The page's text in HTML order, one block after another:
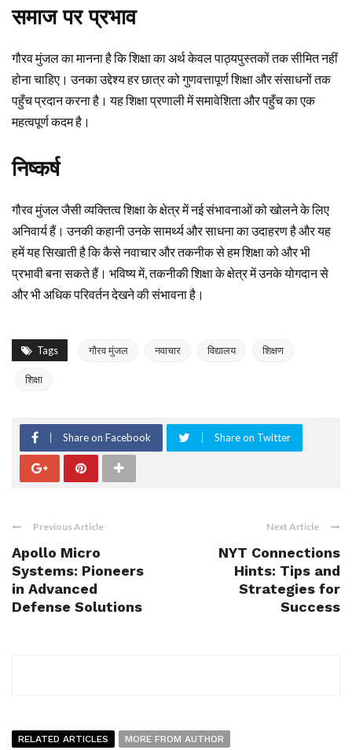
समाज पर प्रभाव
गौरव मुंजल का मानना है कि शिक्षा का अर्थ केवल पाठ्यपुस्तकों तक सीमित नहीं
होना चाहिए। उनका उद्देश्य हर छात्र को गुणवत्तापूर्ण शिक्षा और संसाधनों तक
पहुँच प्रदान करना है। यह शिक्षा प्रणाली में समावेशिता और पहुँच का एक
महत्वपूर्ण कदम है।
निष्कर्ष
गौरव मुंजल जैसी व्यक्तित्व शिक्षा के क्षेत्र में नई संभावनाओं को खोलने के लिए
अनिवार्य हैं। उनकी कहानी उनके सामर्थ्य और साधना का उदाहरण है और यह
हमें यह सिखाती है कि कैसे नवाचार और तकनीक से हम शिक्षा को और भी
प्रभावी बना सकते हैं। भविष्य में, तकनीकी शिक्षा के क्षेत्र में उनके योगदान से
और भी अधिक परिवर्तन देखने की संभावना है।
Tags गौरव मुंजल नवाचार विद्यालय शिक्षण
शिक्षा
Share on Facebook Share on Twitter
Previous Article
Apollo Micro
Systems: Pioneers
in Advanced
Defense Solutions
Next Article
NYT Connections
Hints: Tips and
Strategies for
Success
RELATED ARTICLES MORE FROM AUTHOR